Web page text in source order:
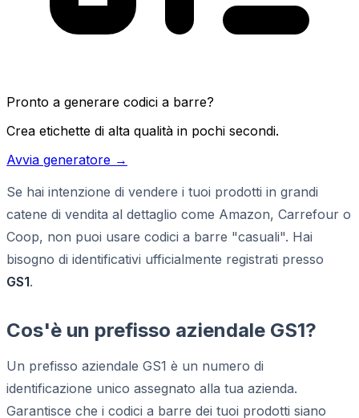
Pronto a generare codici a barre?
Crea etichette di alta qualità in pochi secondi.
Avvia generatore →
Se hai intenzione di vendere i tuoi prodotti in grandi
catene di vendita al dettaglio come Amazon, Carrefour o
Coop, non puoi usare codici a barre "casuali". Hai
bisogno di identificativi ufficialmente registrati presso
GS1.
Cos'è un prefisso aziendale GS1?
Un prefisso aziendale GS1 è un numero di
identificazione unico assegnato alla tua azienda.
Garantisce che i codici a barre dei tuoi prodotti siano